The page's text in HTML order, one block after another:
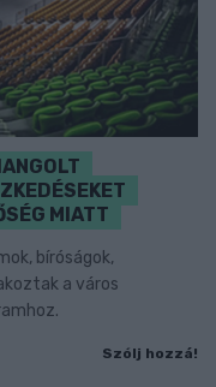
MIATT
bíróságok,
a város
Szólj hozzá!